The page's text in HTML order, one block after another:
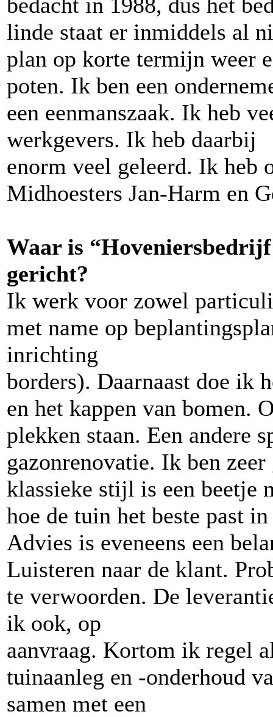
linde staat er inmiddels al
plan op korte termijn weer
poten. Ik ben een
een eenmanszaak. Ik heb
werkgevers. Ik heb daarbij
enorm veel geleerd. Ik heb
Midhoesters Jan-Harm en
Waar is
gericht?
Ik werk voor zowel
met name op
inrichting
borders). Daarnaast doe ik
en het kappen van bomen.
plekken staan. Een andere
gazonrenovatie. Ik ben
klassieke stijl is een
hoe de tuin het beste past
Advies is eveneens een
Luisteren naar de klant.
te verwoorden. De
ik ook, op
aanvraag. Kortom ik regel
tuinaanleg en -onderhoud
samen met een